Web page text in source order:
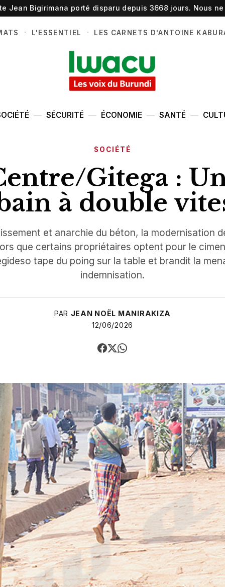
Jean Bigirimana porté disparu depuis 3668 jours. Nous
· L'ESSENTIEL · LES CARNETS D'ANTOINE
SÉCURITÉ ÉCONOMIE SANTÉ
SOCIÉTÉ
Gitega :
à double
et anarchie du béton, la modernisation
que certains propriétaires optent pour le
tape du poing sur la table et brandit la
indemnisation.
PAR JEAN NOËL MANIRAKIZA
12/06/2026